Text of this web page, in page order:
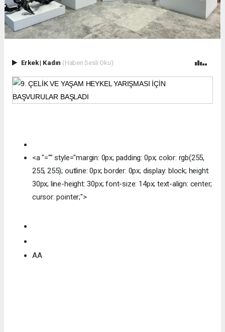
Erkek| Kadın (Haberi Sesli Oku)
<a "="" style="margin: 0px; padding: 0px; color: rgb(255,
255, 255); outline: 0px; border: 0px; display: block; height:
30px; line-height: 30px; font-size: 14px; text-align: center;
cursor: pointer;">
AA